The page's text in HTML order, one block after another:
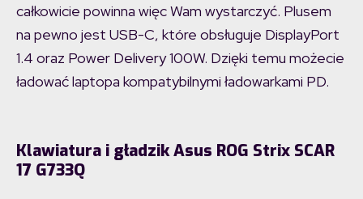
całkowicie powinna więc Wam wystarczyć. Plusem
na pewno jest USB-C, które obsługuje DisplayPort
1.4 oraz Power Delivery 100W. Dzięki temu możecie
ładować laptopa kompatybilnymi ładowarkami PD.
Klawiatura i gładzik Asus ROG Strix SCAR
17 G733Q